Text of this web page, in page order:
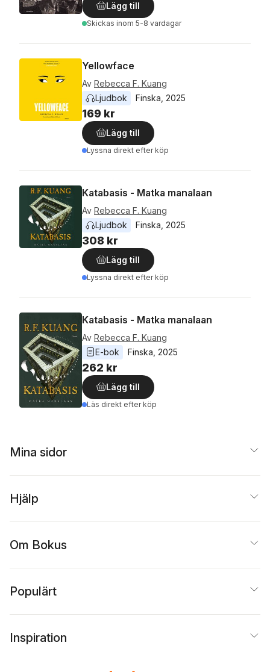
Lägg till
Skickas inom 5-8 vardagar
Yellowface
Av Rebecca F. Kuang
Ljudbok
Finska, 2025
169 kr
Lägg till
Lyssna direkt efter köp
Katabasis - Matka manalaan
Av Rebecca F. Kuang
Ljudbok
Finska, 2025
308 kr
Lägg till
Lyssna direkt efter köp
Katabasis - Matka manalaan
Av Rebecca F. Kuang
E-bok
Finska, 2025
262 kr
Lägg till
Läs direkt efter köp
Mina sidor
Hjälp
Om Bokus
Populärt
Inspiration